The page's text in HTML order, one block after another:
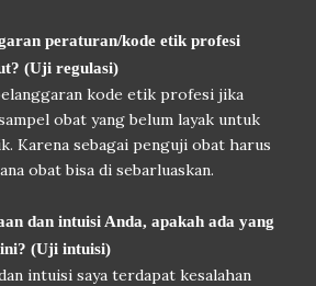
peraturan/kode etik profesi
(Uji regulasi)
kode etik profesi jika
obat yang belum layak untuk
Karena sebagai penguji obat harus
obat bisa di sebarluaskan.
dan intuisi Anda, apakah ada yang
(Uji intuisi)
intuisi saya terdapat kesalahan